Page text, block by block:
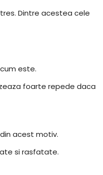
Dintre acestea cele
este.
foarte repede daca
acest motiv.
si rasfatate.